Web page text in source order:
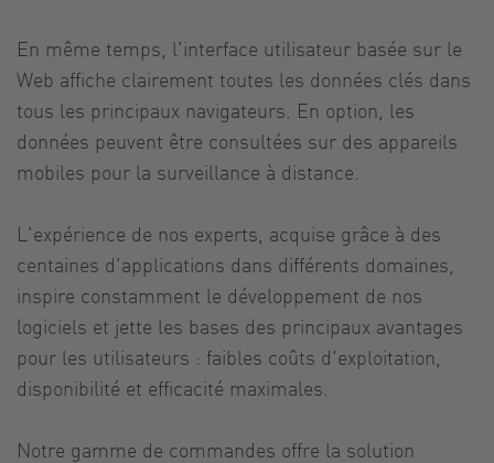
En même temps, l'interface utilisateur basée sur le
Web affiche clairement toutes les données clés dans
tous les principaux navigateurs. En option, les
données peuvent être consultées sur des appareils
mobiles pour la surveillance à distance.
L'expérience de nos experts, acquise grâce à des
centaines d'applications dans différents domaines,
inspire constamment le développement de nos
logiciels et jette les bases des principaux avantages
pour les utilisateurs : faibles coûts d'exploitation,
disponibilité et efficacité maximales.
Notre gamme de commandes offre la solution